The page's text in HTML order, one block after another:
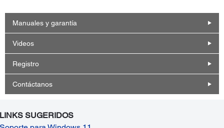
Manuales y garantía
Videos
Registro
Contáctanos
LINKS SUGERIDOS